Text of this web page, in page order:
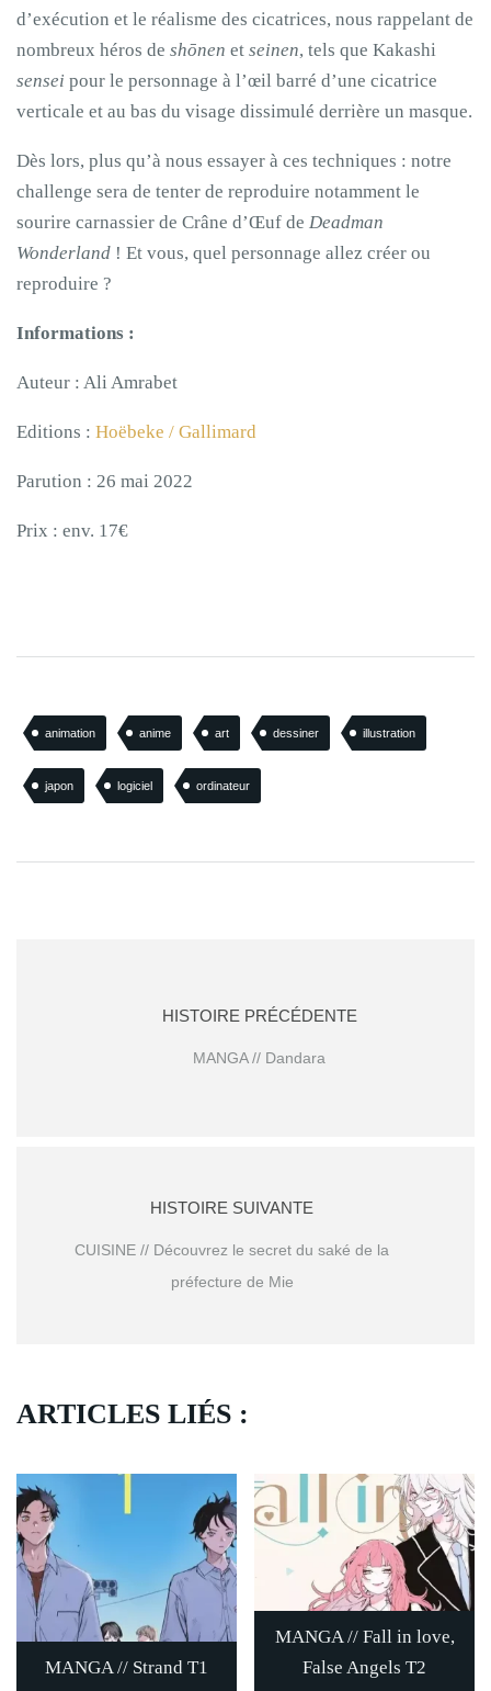
d’exécution et le réalisme des cicatrices, nous rappelant de
nombreux héros de shōnen et seinen, tels que Kakashi
sensei pour le personnage à l’œil barré d’une cicatrice
verticale et au bas du visage dissimulé derrière un masque.
Dès lors, plus qu’à nous essayer à ces techniques : notre
challenge sera de tenter de reproduire notamment le
sourire carnassier de Crâne d’Œuf de Deadman
Wonderland ! Et vous, quel personnage allez créer ou
reproduire ?
Informations :
Auteur : Ali Amrabet
Editions : Hoëbeke / Gallimard
Parution : 26 mai 2022
Prix : env. 17€
animation anime art dessiner illustration
japon logiciel ordinateur
HISTOIRE PRÉCÉDENTE
MANGA // Dandara
HISTOIRE SUIVANTE
CUISINE // Découvrez le secret du saké de la
préfecture de Mie
ARTICLES LIÉS :
MANGA // Strand T1
MANGA // Fall in love,
False Angels T2